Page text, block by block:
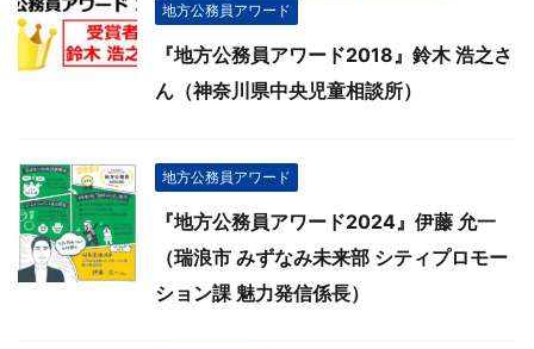
地方公務員アワード
『地方公務員アワード2018』鈴木 浩之さ
ん（神奈川県中央児童相談所）
地方公務員アワード
『地方公務員アワード2024』伊藤 允一
（瑞浪市 みずなみ未来部 シティプロモー
ション課 魅力発信係長）